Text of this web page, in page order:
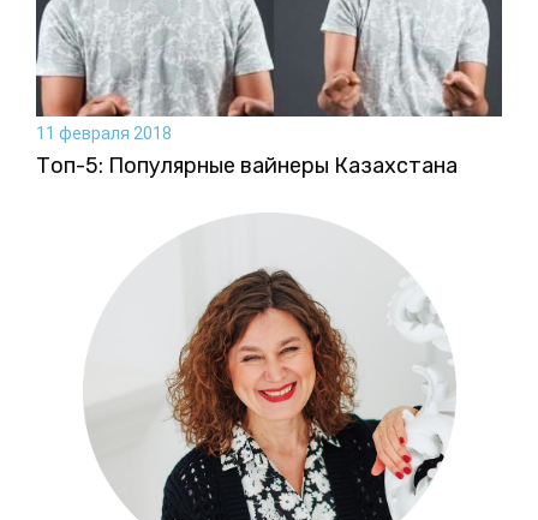
11 февраля 2018
Топ-5: Популярные вайнеры Казахстана